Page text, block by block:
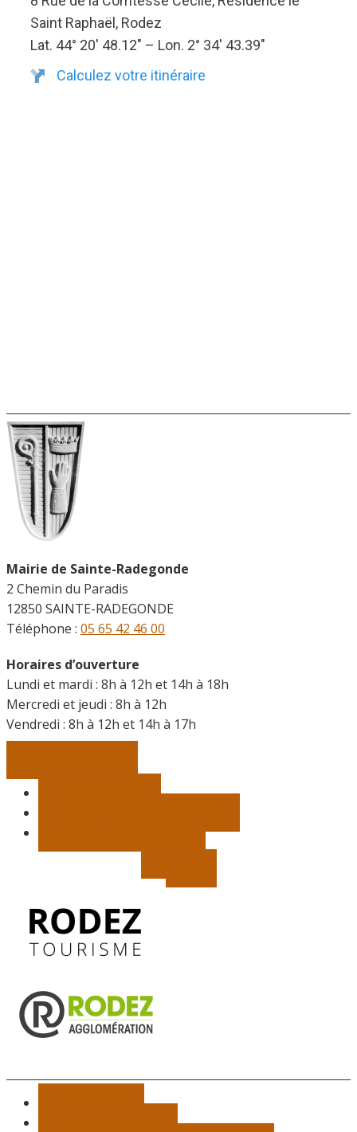
Saint Raphaël, Rodez
Lat. 44° 20′ 48.12″ – Lon. 2° 34′ 43.39″
Calculez votre itinéraire
Mairie de Sainte-Radegonde
2 Chemin du Paradis
12850 SAINTE-RADEGONDE
Téléphone : 05 65 42 46 00
Horaires d’ouverture
Lundi et mardi : 8h à 12h et 14h à 18h
Mercredi et jeudi : 8h à 12h
Vendredi : 8h à 12h et 14h à 17h